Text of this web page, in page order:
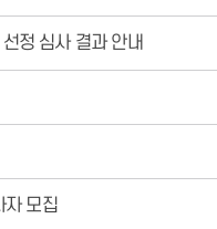
정 심사 결과 안내
자 모집